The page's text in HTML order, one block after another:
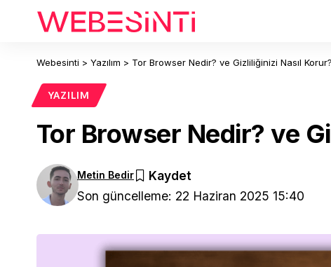
Webesinti > Yazılım > Tor Browser Nedir? ve Gizliliğinizi Nasıl Korur?
YAZILIM
Tor Browser Nedir? ve
Son güncelleme: 22 Haziran 2025 15:40
Metin Bedir